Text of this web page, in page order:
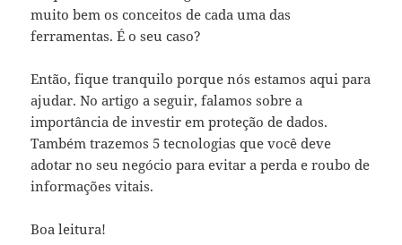
muito bem os conceitos de cada uma das
ferramentas. É o seu caso?
Então, fique tranquilo porque nós estamos aqui para
ajudar. No artigo a seguir, falamos sobre a
importância de investir em proteção de dados.
Também trazemos 5 tecnologias que você deve
adotar no seu negócio para evitar a perda e roubo de
informações vitais.
Boa leitura!